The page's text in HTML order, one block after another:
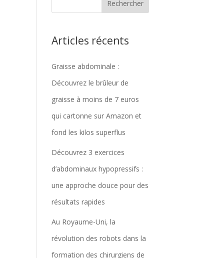
Articles récents
Graisse abdominale :
Découvrez le brûleur de
graisse à moins de 7 euros
qui cartonne sur Amazon et
fond les kilos superflus
Découvrez 3 exercices
d’abdominaux hypopressifs :
une approche douce pour des
résultats rapides
Au Royaume-Uni, la
révolution des robots dans la
formation des chirurgiens de